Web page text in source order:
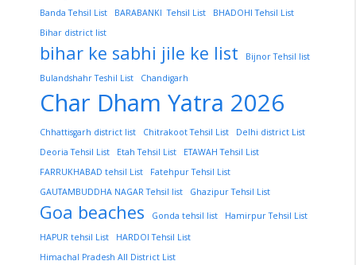
Banda Tehsil List
BARABANKI Tehsil List
BHADOHI Tehsil List
Bihar district list
bihar ke sabhi jile ke list
Bijnor Tehsil list
Bulandshahr Teshil List
Chandigarh
Char Dham Yatra 2026
Chhattisgarh district list Chitrakoot Tehsil List
Delhi district List
Deoria Tehsil List
Etah Tehsil List
ETAWAH Tehsil List
FARRUKHABAD tehsil List
Fatehpur Tehsil List
GAUTAMBUDDHA NAGAR Tehsil list
Ghazipur Tehsil List
Goa beaches Gonda tehsil list
Hamirpur Tehsil List
HAPUR tehsil List
HARDOI Tehsil List
Himachal Pradesh All District List